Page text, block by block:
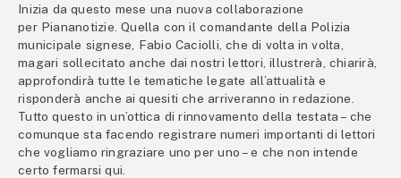
Inizia da questo mese una nuova collaborazione
per Piananotizie. Quella con il comandante della Polizia
municipale signese, Fabio Caciolli, che di volta in volta,
magari sollecitato anche dai nostri lettori, illustrerà, chiarirà,
approfondirà tutte le tematiche legate all’attualità e
risponderà anche ai quesiti che arriveranno in redazione.
Tutto questo in un’ottica di rinnovamento della testata – che
comunque sta facendo registrare numeri importanti di lettori
che vogliamo ringraziare uno per uno – e che non intende
certo fermarsi qui.